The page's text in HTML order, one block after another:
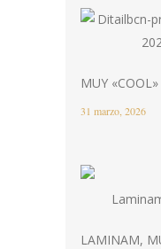
MUY
31 marzo, 2026
LAMINAM,